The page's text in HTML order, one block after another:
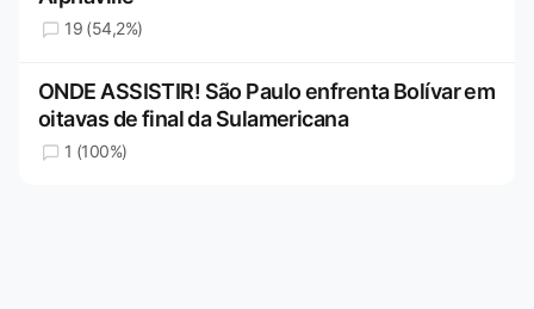
19 (54,2%)
ONDE ASSISTIR! São Paulo enfrenta Bolívar em
oitavas de final da Sulamericana
1 (100%)